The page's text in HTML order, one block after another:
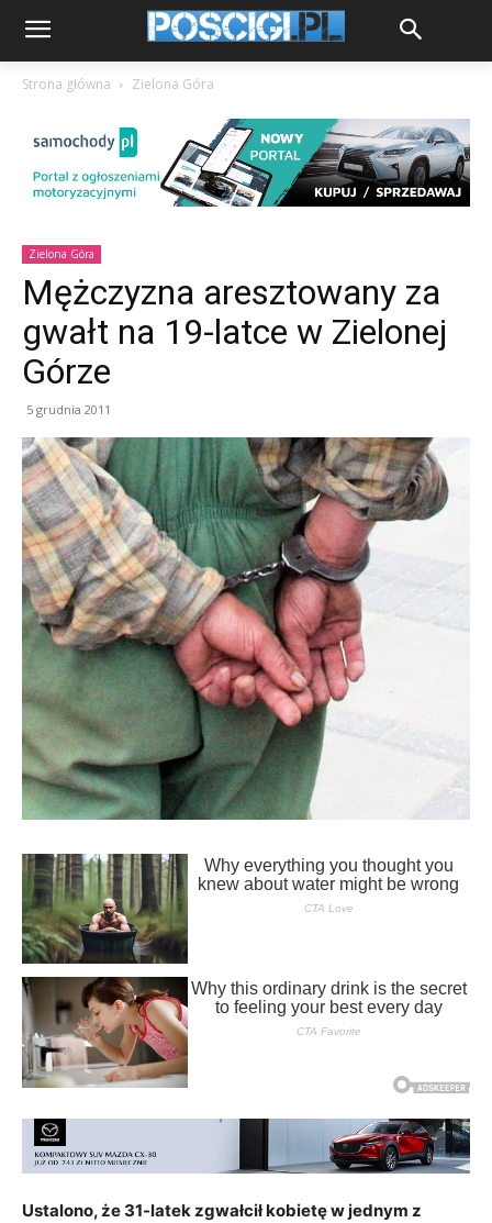
Strona główna Zielona Góra
Zielona Góra
Mężczyzna aresztowany za
gwałt na 19-latce w Zielonej
Górze
5 grudnia 2011
Ustalono, że 31-latek zgwałcił kobietę w jednym z